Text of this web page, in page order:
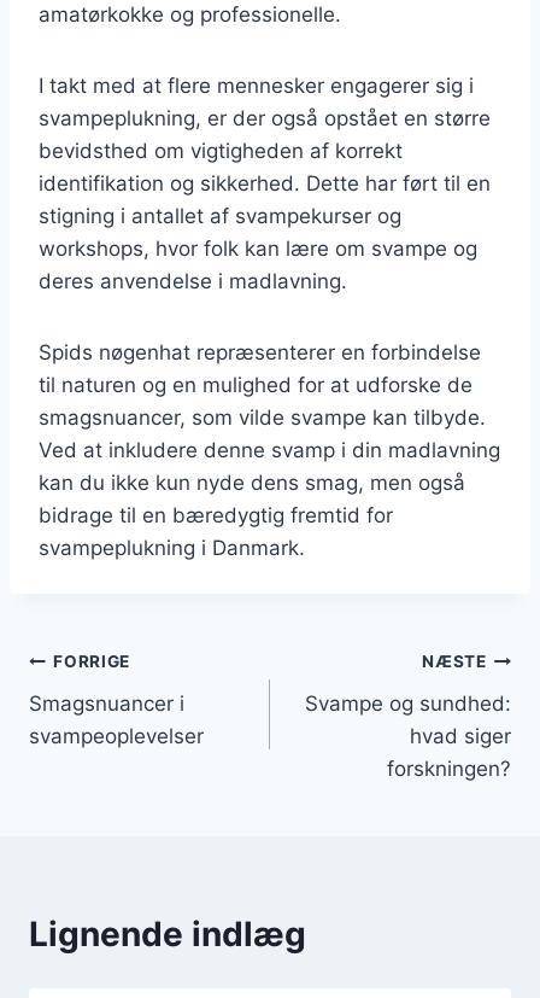
amatørkokke og professionelle.
I takt med at flere mennesker engagerer sig i
svampeplukning, er der også opstået en større
bevidsthed om vigtigheden af korrekt
identifikation og sikkerhed. Dette har ført til en
stigning i antallet af svampekurser og
workshops, hvor folk kan lære om svampe og
deres anvendelse i madlavning.
Spids nøgenhat repræsenterer en forbindelse
til naturen og en mulighed for at udforske de
smagsnuancer, som vilde svampe kan tilbyde.
Ved at inkludere denne svamp i din madlavning
kan du ikke kun nyde dens smag, men også
bidrage til en bæredygtig fremtid for
svampeplukning i Danmark.
Indlægsnavigation
FORRIGE
Smagsnuancer i
svampeoplevelser
NÆSTE
Svampe og sundhed:
hvad siger
forskningen?
Lignende indlæg